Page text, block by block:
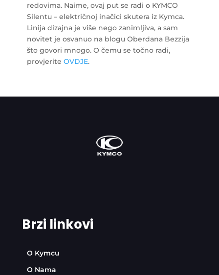
redovima. Naime, ovaj put se radi o KYMCO
Silentu – električnoj inačici skutera iz Kymca.
Linija dizajna je više nego zanimljiva, a sam
novitet je osvanuo na blogu Oberdana Bezzija
što govori mnogo. O čemu se točno radi,
provjerite OVDJE.
Brzi linkovi
O Kymcu
O Nama